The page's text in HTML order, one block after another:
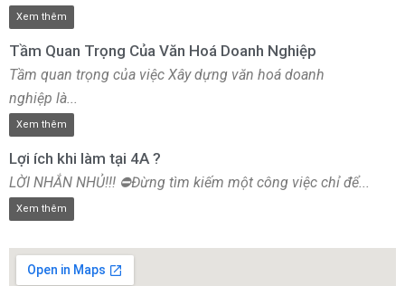
Xem thêm
Tầm Quan Trọng Của Văn Hoá Doanh Nghiệp
Tầm quan trọng của việc Xây dựng văn hoá doanh
nghiệp là...
Xem thêm
Lợi ích khi làm tại 4A ?
LỜI NHẮN NHỦ!!! ⛔Đừng tìm kiếm một công việc chỉ để...
Xem thêm